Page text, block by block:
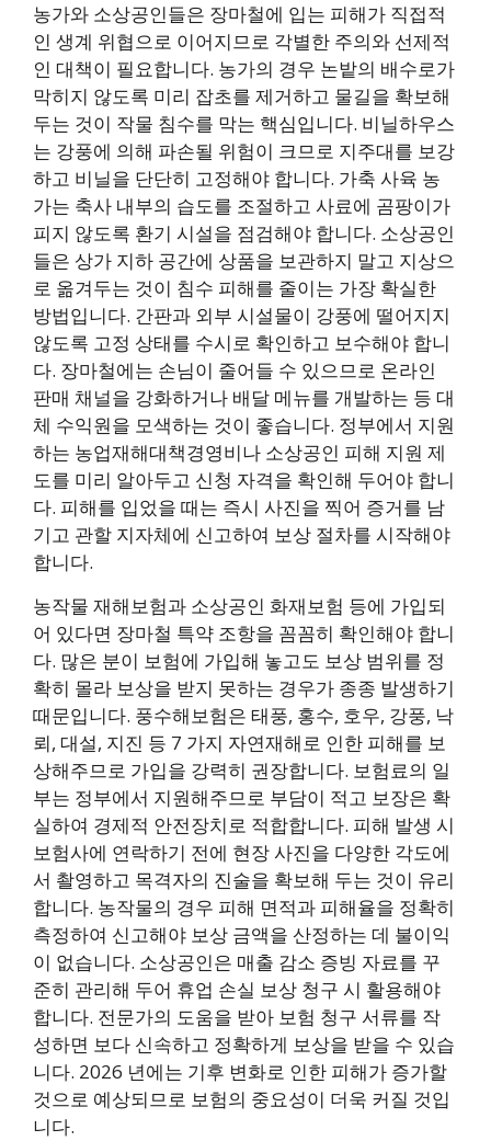
농가와 소상공인들은 장마철에 입는 피해가 직접적
인 생계 위협으로 이어지므로 각별한 주의와 선제적
인 대책이 필요합니다. 농가의 경우 논밭의 배수로가
막히지 않도록 미리 잡초를 제거하고 물길을 확보해
두는 것이 작물 침수를 막는 핵심입니다. 비닐하우스
는 강풍에 의해 파손될 위험이 크므로 지주대를 보강
하고 비닐을 단단히 고정해야 합니다. 가축 사육 농
가는 축사 내부의 습도를 조절하고 사료에 곰팡이가
피지 않도록 환기 시설을 점검해야 합니다. 소상공인
들은 상가 지하 공간에 상품을 보관하지 말고 지상으
로 옮겨두는 것이 침수 피해를 줄이는 가장 확실한
방법입니다. 간판과 외부 시설물이 강풍에 떨어지지
않도록 고정 상태를 수시로 확인하고 보수해야 합니
다. 장마철에는 손님이 줄어들 수 있으므로 온라인
판매 채널을 강화하거나 배달 메뉴를 개발하는 등 대
체 수익원을 모색하는 것이 좋습니다. 정부에서 지원
하는 농업재해대책경영비나 소상공인 피해 지원 제
도를 미리 알아두고 신청 자격을 확인해 두어야 합니
다. 피해를 입었을 때는 즉시 사진을 찍어 증거를 남
기고 관할 지자체에 신고하여 보상 절차를 시작해야
합니다.
농작물 재해보험과 소상공인 화재보험 등에 가입되
어 있다면 장마철 특약 조항을 꼼꼼히 확인해야 합니
다. 많은 분이 보험에 가입해 놓고도 보상 범위를 정
확히 몰라 보상을 받지 못하는 경우가 종종 발생하기
때문입니다. 풍수해보험은 태풍, 홍수, 호우, 강풍, 낙
뢰, 대설, 지진 등 7 가지 자연재해로 인한 피해를 보
상해주므로 가입을 강력히 권장합니다. 보험료의 일
부는 정부에서 지원해주므로 부담이 적고 보장은 확
실하여 경제적 안전장치로 적합합니다. 피해 발생 시
보험사에 연락하기 전에 현장 사진을 다양한 각도에
서 촬영하고 목격자의 진술을 확보해 두는 것이 유리
합니다. 농작물의 경우 피해 면적과 피해율을 정확히
측정하여 신고해야 보상 금액을 산정하는 데 불이익
이 없습니다. 소상공인은 매출 감소 증빙 자료를 꾸
준히 관리해 두어 휴업 손실 보상 청구 시 활용해야
합니다. 전문가의 도움을 받아 보험 청구 서류를 작
성하면 보다 신속하고 정확하게 보상을 받을 수 있습
니다. 2026 년에는 기후 변화로 인한 피해가 증가할
것으로 예상되므로 보험의 중요성이 더욱 커질 것입
니다.